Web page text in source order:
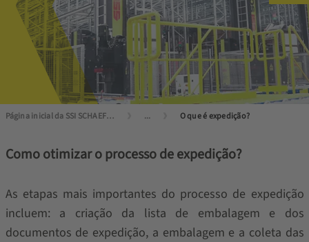
Página inicial da SSI SCHAEFER ... O que é expedição?
Como otimizar o processo de expedição?
As etapas mais importantes do processo de expedição
incluem: a criação da lista de embalagem e dos
documentos de expedição, a embalagem e a coleta das